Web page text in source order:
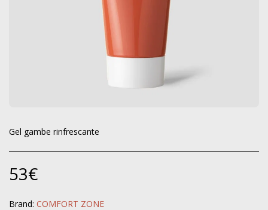
Gel gambe rinfrescante
53€
Brand: COMFORT ZONE